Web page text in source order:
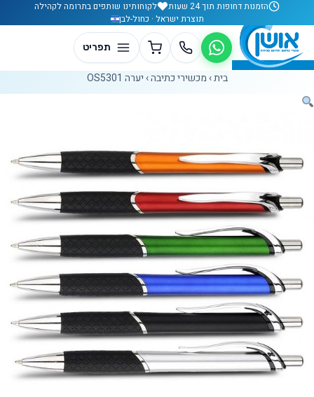
דלג לתוכןהזמנות דחופות תוך 24 שעות
לקוחותינו שותפים בתרומה לקהילה
תוצרת ישראל · כחול-לבן
בית› מכשירי כתיבה› יערה OS5301